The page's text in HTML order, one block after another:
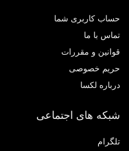
حساب کاربری شما
تماس با ما
قوانین و مقررات
حریم خصوصی
درباره لکسا
شبکه های اجتماعی
تلگرام